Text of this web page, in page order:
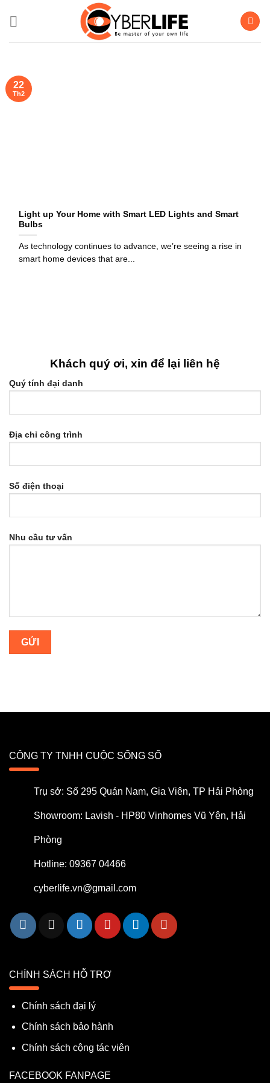
Light up Your Home with Smart LED Lights and Smart
Bulbs
As technology continues to advance, we’re seeing a rise in
smart home devices that are...
22
Th2
Khách quý ơi, xin để lại liên hệ
Quý tính đại danh
Địa chỉ công trình
Số điện thoại
Nhu cầu tư vấn
CÔNG TY TNHH CUỘC SỐNG SỐ
Trụ sở: Số 295 Quán Nam, Gia Viên, TP Hải Phòng
Showroom: Lavish - HP80 Vinhomes Vũ Yên, Hải
Phòng
Hotline: 09367 04466
cyberlife.vn@gmail.com
CHÍNH SÁCH HỖ TRỢ
Chính sách đại lý
Chính sách bảo hành
Chính sách cộng tác viên
FACEBOOK FANPAGE